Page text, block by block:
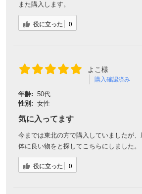
また購入します。
役に立った 0
よこ様
購入確認済み
年齢: 50代
性別: 女性
気に入ってます
今までは東北の方で購入していましたが
体に良い物をと探してこちらにしました。
役に立った 0